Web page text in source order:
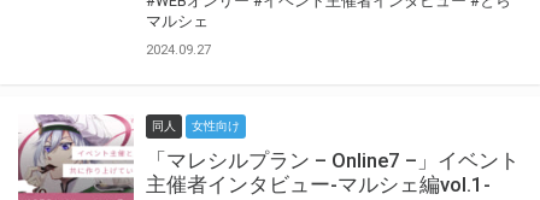
マルシェ
2024.09.27
同人 女性向け
「マレシルプラン – Online7 –」イベント
主催者インタビュー-マルシェ編vol.1-